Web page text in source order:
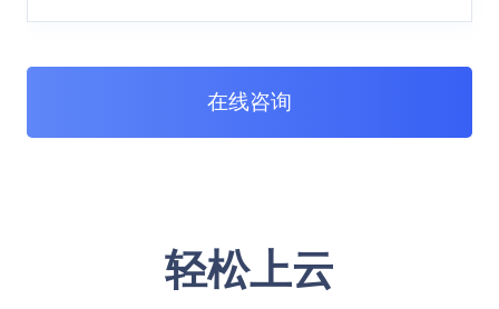
在线咨询
轻松上云